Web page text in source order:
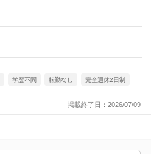
学歴不問 転勤なし 完全週休2日制
掲載終了日：2026/07/09